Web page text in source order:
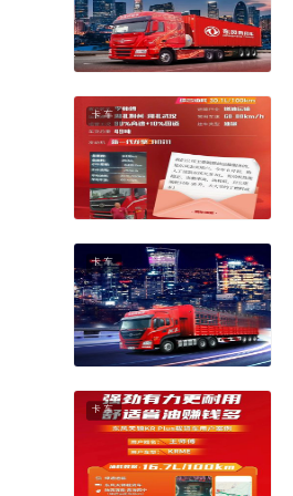
卡车
卡车
卡车